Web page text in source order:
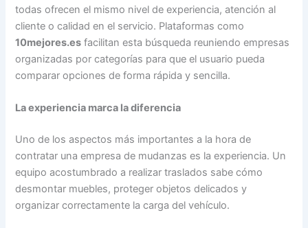
todas ofrecen el mismo nivel de experiencia, atención al
cliente o calidad en el servicio. Plataformas como
10mejores.es facilitan esta búsqueda reuniendo empresas
organizadas por categorías para que el usuario pueda
comparar opciones de forma rápida y sencilla.
La experiencia marca la diferencia
Uno de los aspectos más importantes a la hora de
contratar una empresa de mudanzas es la experiencia. Un
equipo acostumbrado a realizar traslados sabe cómo
desmontar muebles, proteger objetos delicados y
organizar correctamente la carga del vehículo.